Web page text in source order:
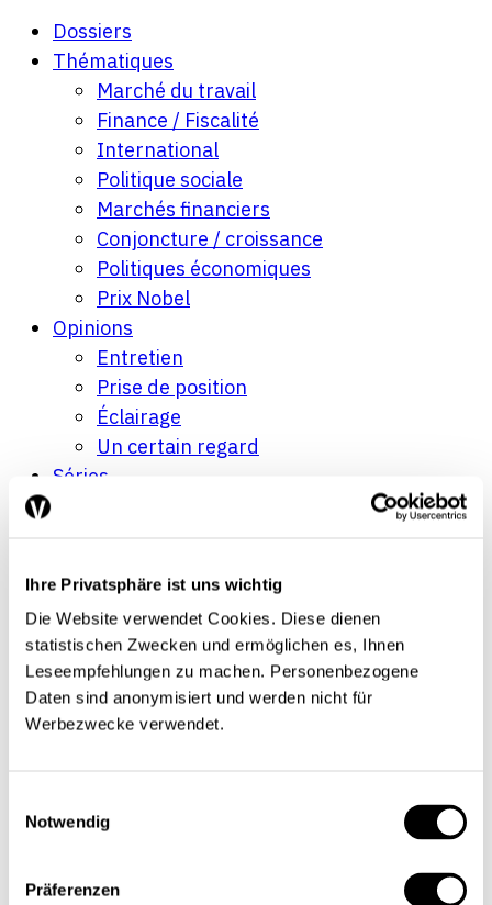
Ihre Privatsphäre ist uns wichtig
Die Website verwendet Cookies. Diese dienen
statistischen Zwecken und ermöglichen es, Ihnen
Leseempfehlungen zu machen. Personenbezogene
Daten sind anonymisiert und werden nicht für
Werbezwecke verwendet.
Notwendig
Präferenzen
Dossiers
Thématiques
Marché du travail
Finance / Fiscalité
International
Politique sociale
Marchés financiers
Conjoncture / croissance
Politiques économiques
Prix Nobel
Opinions
Entretien
Prise de position
Éclairage
Un certain regard
Séries
Next Generation
Infographies
Services
Auteures et auteurs
Éditions imprimées
Protection des données/Conditions
d’utilisation
Prochain dossier